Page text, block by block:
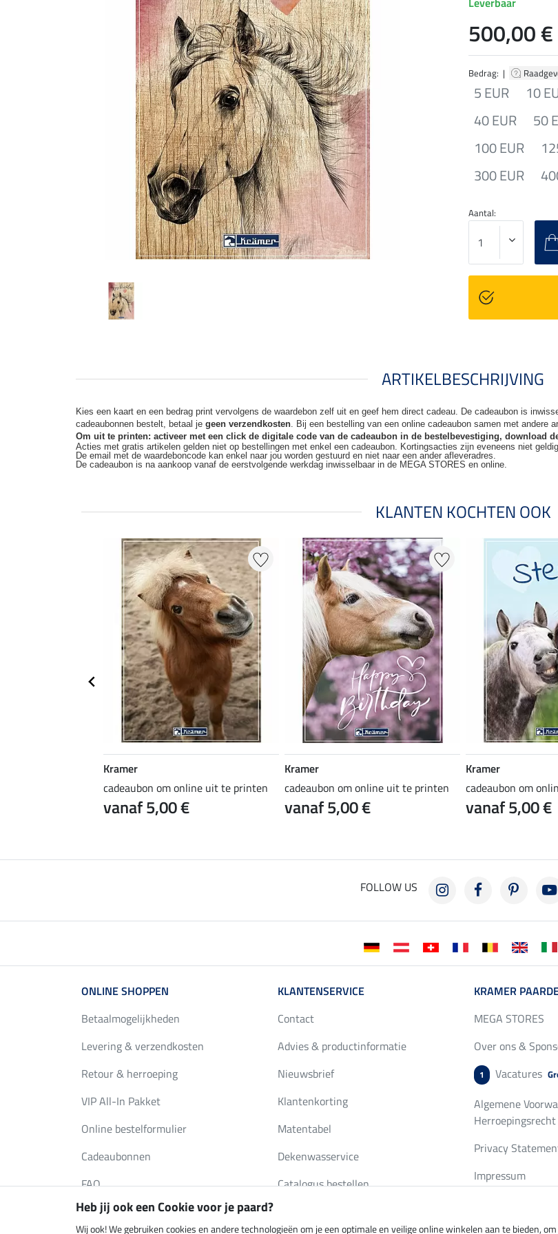
Bedrag: |
5 EUR 10
40 EUR
50
100 EUR
300 EUR
500,00 €
Aantal:
ARTIKELBESCHRIJVING
Kies een kaart en een bedrag print vervolgens de waardebon zelf uit en geef hem direct cadeau. De cadeaubon is
cadeaubonnen bestelt, betaal je geen verzendkosten. Bij een bestelling van een online cadeaubon samen met andere
Om uit te printen: activeer met een click de digitale code van de cadeaubon in de bestelbevestiging, download
Acties met gratis artikelen gelden niet op bestellingen met enkel een cadeaubon. Kortingsacties zijn eveneens niet
De email met de waardeboncode kan enkel naar jou worden gestuurd en niet naar een ander afleveradres.
De cadeaubon is na aankoop vanaf de eerstvolgende werkdag inwisselbaar in de MEGA STORES en online.
KLANTEN KOCHTEN OOK
Kramer
cadeaubon om online uit te printen
vanaf 5,00 €
Kramer
cadeaubon om online uit te printen
vanaf 5,00 €
Kramer
cadeaubon om
vanaf 5,00 €
FOLLOW US
ONLINE SHOPPEN
Betaalmogelijkheden
Levering & verzendkosten
Retour & herroeping
VIP All-In Pakket
Online bestelformulier
Cadeaubonnen
FAQ
KLANTENSERVICE
Contact
Advies & productinformatie
Nieuwsbrief
Klantenkorting
Matentabel
Dekenwasservice
Catalogus bestellen
KRAMER
MEGA STORES
Over ons &
1 Vacatures
Algemene
Herroepingsrecht
Privacy
Impressum
Heb jij ook een Cookie voor je paard?
Wij ook! We gebruiken cookies en andere technologieën om je een optimale en veilige online winkelen aan te bieden,